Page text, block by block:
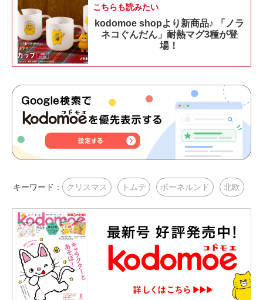
こちらも読みたい
kodomoe shopより新商品♪ 「ノラ
ネコぐんだん」耐熱マグ3種が登
場！
キーワード： クリスマス トムテ ボーネルンド 北欧